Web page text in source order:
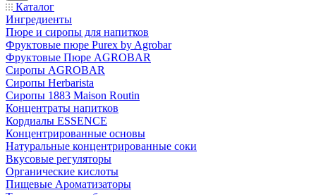
Каталог
Ингредиенты
Пюре и сиропы для напитков
Фруктовые пюре Purex by Agrobar
Фруктовые Пюре AGROBAR
Сиропы AGROBAR
Сиропы Herbarista
Сиропы 1883 Maison Routin
Концентраты напитков
Кордиалы ESSENCE
Концентрированные основы
Натуральные концентрированные соки
Вкусовые регуляторы
Органические кислоты
Пищевые Ароматизаторы